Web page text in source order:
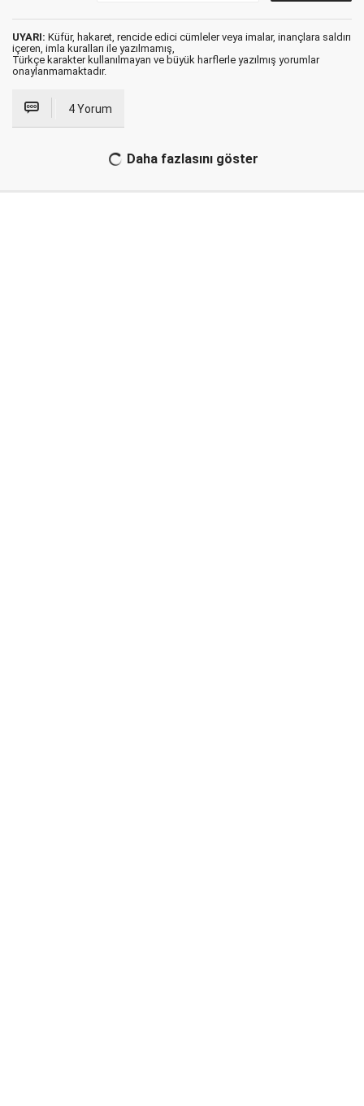
UYARI: Küfür, hakaret, rencide edici cümleler veya imalar, inançlara saldırı
içeren, imla kuralları ile yazılmamış,
Türkçe karakter kullanılmayan ve büyük harflerle yazılmış yorumlar
onaylanmamaktadır.
4 Yorum
Daha fazlasını göster